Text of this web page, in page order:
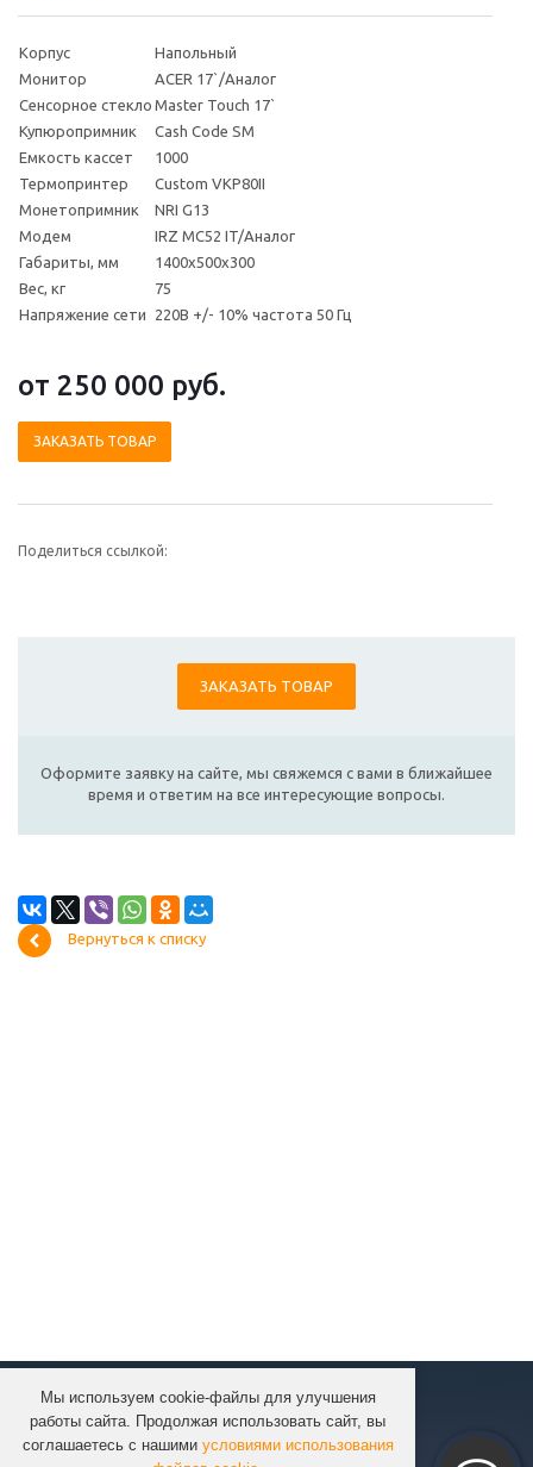
Мы используем cookie-файлы для улучшения
работы сайта. Продолжая использовать сайт, вы
соглашаетесь с нашими условиями использования
Корпус
Напольный
Монитор
AСER 17`/Аналог
Сенсорное стекло Master Touch 17`
Купюропримник
Cash Code SM
Емкость кассет
1000
Термопринтер
Custom VKP80II
Монетопримник
NRI G13
Модем
IRZ MC52 IT/Аналог
Габариты, мм
1400х500х300
Вес, кг
75
Напряжение сети
220В +/- 10% частота 50 Гц
от 250 000 руб.
ЗАКАЗАТЬ ТОВАР
Поделиться ссылкой:
ЗАКАЗАТЬ ТОВАР
Оформите заявку на сайте, мы свяжемся с вами в ближайшее
время и ответим на все интересующие вопросы.
Вернуться к списку
КОМПАНИЯ
КАТАЛОГ
УСЛУГИ